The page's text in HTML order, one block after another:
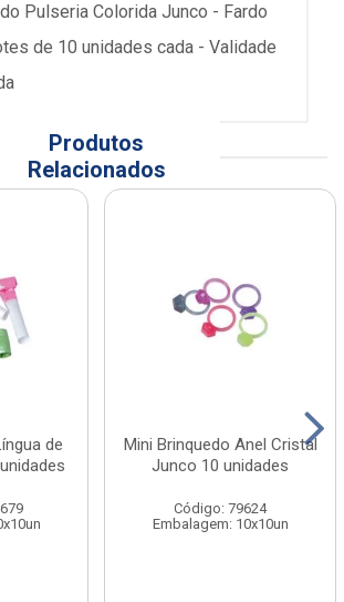
Pulseria Colorida Junco - Fardo
de 10 unidades cada - Validade
Produtos
Relacionados
de
Mini Brinquedo Anel Cristal
Junco 10 unidades
Código: 79624
Embalagem: 10x10un